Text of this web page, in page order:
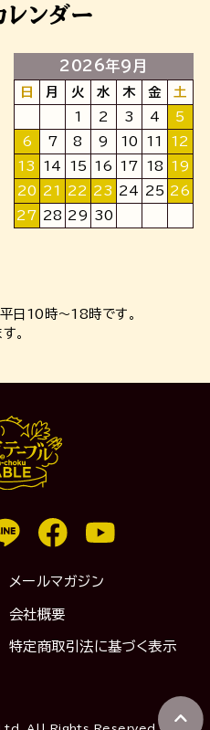
ンダー
2026年9月
日 月 火 水 木 金
土
1
2 3 4
5
6
7 8 9 10 11
12
13
14 15 16 17 18
19
20 21 22 23 24 25 26
27 28 29 30
日10時～18時です。
。
メールマガジン
会社概要
特定商取引法に基づく表示